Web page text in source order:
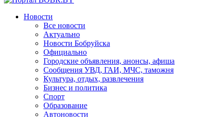
Новости
Все новости
Актуально
Новости Бобруйска
Официально
Городские объявления, анонсы, афиша
Сообщения УВД, ГАИ, МЧС, таможня
Культура, отдых, развлечения
Бизнес и политика
Спорт
Образование
Автоновости